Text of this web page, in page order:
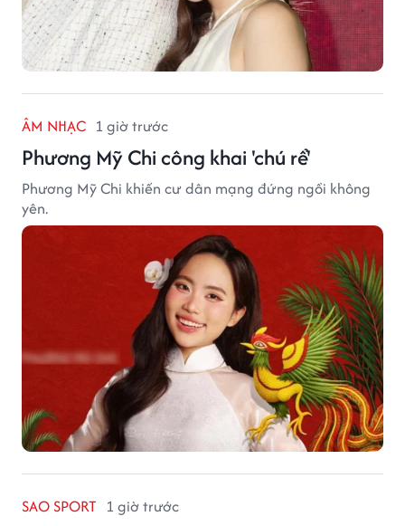
ÂM NHẠC 1 giờ trước
Phương Mỹ Chi công khai 'chú rể'
Phương Mỹ Chi khiến cư dân mạng đứng ngồi không
yên.
SAO SPORT 1 giờ trước